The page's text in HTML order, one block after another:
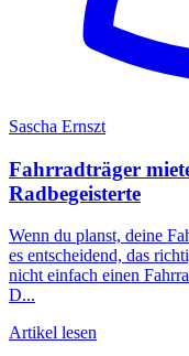
Sascha Ernszt
Fahrradträger
Radbegeisterte
Wenn du planst, deine
es entscheidend, das
nicht einfach einen
D...
Artikel lesen